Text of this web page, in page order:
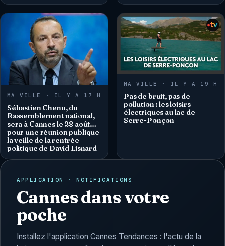
MA VILLE · IL Y A 17 H
Sébastien Chenu, du
Rassemblement national,
sera à Cannes le 28 août…
pour une réunion publique
la veille de la rentrée
politique de David Lisnard
MA VILLE · IL Y A 19 H
Pas de bruit, pas de
pollution : les loisirs
électriques au lac de
Serre-Ponçon
APPLICATION · NOTIFICATIONS
Cannes dans votre
poche
Installez l'application Cannes Tendances : l'actu de la